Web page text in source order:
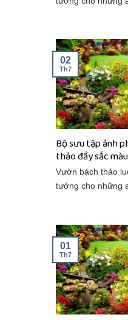
Bộ sưu tập ảnh
thảo đầy sắc
Vườn bách thảo
tưởng cho những
02
Th7
01
Th7